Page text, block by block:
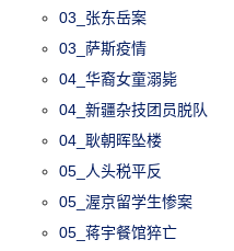
03_张东岳案
03_萨斯疫情
04_华裔女童溺毙
04_新疆杂技团员脱队
04_耿朝晖坠楼
05_人头税平反
05_渥京留学生惨案
05_蒋宇餐馆猝亡